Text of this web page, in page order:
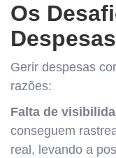
Os
Gerir despesas
razões:
Falta de
conseguem
real, levando a